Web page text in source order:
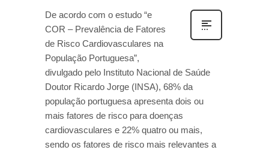
De acordo com o estudo “e
COR – Prevalência de Fatores
de Risco Cardiovasculares na
População Portuguesa”,
divulgado pelo Instituto Nacional de Saúde
Doutor Ricardo Jorge (INSA), 68% da
população portuguesa apresenta dois ou
mais fatores de risco para doenças
cardiovasculares e 22% quatro ou mais,
sendo os fatores de risco mais relevantes a